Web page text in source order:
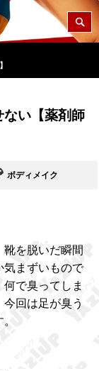
ない【薬剤師
ボディメイク
を脱いだ瞬間
気まずいもので
で臭ってしま
回は足が臭う